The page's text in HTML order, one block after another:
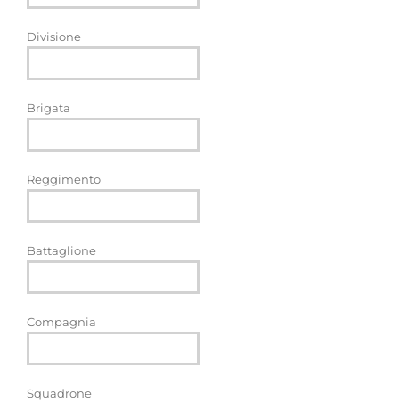
Divisione
Brigata
Reggimento
Battaglione
Compagnia
Squadrone